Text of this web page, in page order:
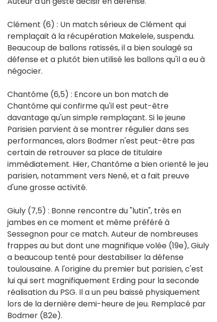
Clément (6) : Un match sérieux de Clément qui
remplaçait à la récupération Makelele, suspendu.
Beaucoup de ballons ratissés, il a bien soulagé sa
défense et a plutôt bien utilisé les ballons qu'il a eu à
négocier.
Chantôme (6,5) : Encore un bon match de
Chantôme qui confirme qu'il est peut-être
davantage qu'un simple remplaçant. Si le jeune
Parisien parvient à se montrer régulier dans ses
performances, alors Bodmer n'est peut-être pas
certain de retrouver sa place de titulaire
immédiatement. Hier, Chantôme a bien orienté le jeu
parisien, notamment vers Nenê, et a fait preuve
d'une grosse activité.
Giuly (7,5) : Bonne rencontre du "lutin", très en
jambes en ce moment et même préféré à
Sessegnon pour ce match. Auteur de nombreuses
frappes au but dont une magnifique volée (19e), Giuly
a beaucoup tenté pour destabiliser la défense
toulousaine. A l'origine du premier but parisien, c'est
lui qui sert magnifiquement Erding pour la seconde
réalisation du PSG. Il a un peu baissé physiquement
lors de la dernière demi-heure de jeu. Remplacé par
Bodmer (82e).